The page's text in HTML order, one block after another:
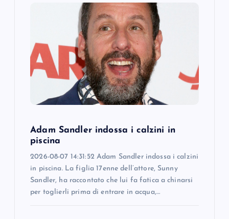
Adam Sandler indossa i calzini in
piscina
2026-08-07 14:31:52 Adam Sandler indossa i calzini
in piscina. La figlia 17enne dell’attore, Sunny
Sandler, ha raccontato che lui fa fatica a chinarsi
per toglierli prima di entrare in acqua,…